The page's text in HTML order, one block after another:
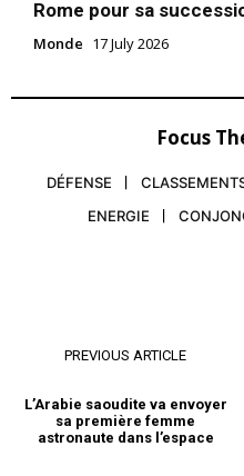
Rome pour sa
Monde 17 July 2026
Focus
DÉFENSE
ENERGIE
PREVIOUS ARTICLE
L’Arabie saoudite va envoyer
sa première femme
astronaute dans l’espace